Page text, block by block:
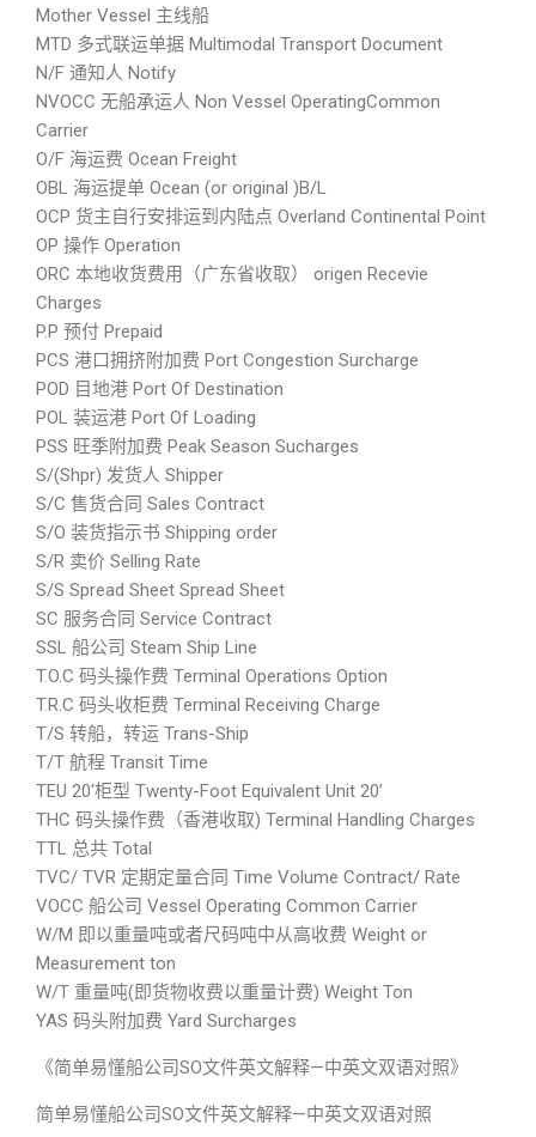
Mother Vessel 主线船
MTD 多式联运单据 Multimodal Transport Document
N/F 通知人 Notify
NVOCC 无船承运人 Non Vessel OperatingCommon
Carrier
O/F 海运费 Ocean Freight
OBL 海运提单 Ocean (or original )B/L
OCP 货主自行安排运到内陆点 Overland Continental Point
OP 操作 Operation
ORC 本地收货费用（广东省收取） origen Recevie
Charges
P.P 预付 Prepaid
PCS 港口拥挤附加费 Port Congestion Surcharge
POD 目地港 Port Of Destination
POL 装运港 Port Of Loading
PSS 旺季附加费 Peak Season Sucharges
S/(Shpr) 发货人 Shipper
S/C 售货合同 Sales Contract
S/O 装货指示书 Shipping order
S/R 卖价 Selling Rate
S/S Spread Sheet Spread Sheet
SC 服务合同 Service Contract
SSL 船公司 Steam Ship Line
T.O.C 码头操作费 Terminal Operations Option
T.R.C 码头收柜费 Terminal Receiving Charge
T/S 转船，转运 Trans-Ship
T/T 航程 Transit Time
TEU 20‘柜型 Twenty-Foot Equivalent Unit 20’
THC 码头操作费（香港收取) Terminal Handling Charges
TTL 总共 Total
TVC/ TVR 定期定量合同 Time Volume Contract/ Rate
VOCC 船公司 Vessel Operating Common Carrier
W/M 即以重量吨或者尺码吨中从高收费 Weight or
Measurement ton
W/T 重量吨(即货物收费以重量计费) Weight Ton
YAS 码头附加费 Yard Surcharges
《简单易懂船公司SO文件英文解释—中英文双语对照》
简单易懂船公司SO文件英文解释—中英文双语对照